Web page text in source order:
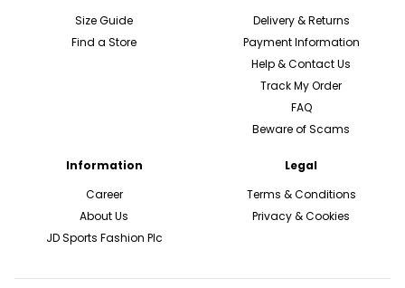
Size Guide
Find a Store
Delivery & Returns
Payment Information
Help & Contact Us
Track My Order
FAQ
Beware of Scams
Information
Career
About Us
JD Sports Fashion Plc
Legal
Terms & Conditions
Privacy & Cookies